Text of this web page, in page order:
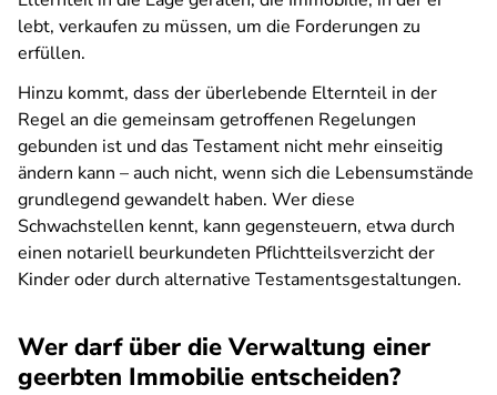
lebt, verkaufen zu müssen, um die Forderungen zu
erfüllen.
Hinzu kommt, dass der überlebende Elternteil in der
Regel an die gemeinsam getroffenen Regelungen
gebunden ist und das Testament nicht mehr einseitig
ändern kann – auch nicht, wenn sich die Lebensumstände
grundlegend gewandelt haben. Wer diese
Schwachstellen kennt, kann gegensteuern, etwa durch
einen notariell beurkundeten Pflichtteilsverzicht der
Kinder oder durch alternative Testamentsgestaltungen.
Wer darf über die Verwaltung einer
geerbten Immobilie entscheiden?